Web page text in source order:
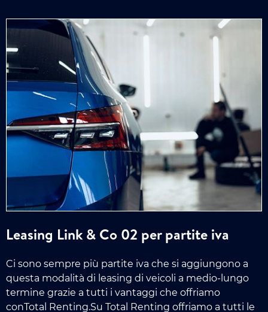
Leasing Link & Co 02 per partite iva
Ci sono sempre più partite iva che si aggiungono a
questa modalità di leasing di veicoli a medio-lungo
termine grazie a tutti i vantaggi che offriamo
conTotal Renting.Su Total Renting offriamo a tutti le